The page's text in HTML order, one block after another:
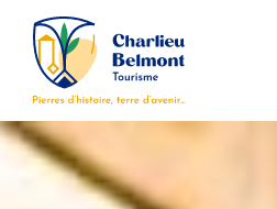
Panneau de gestion des cookies